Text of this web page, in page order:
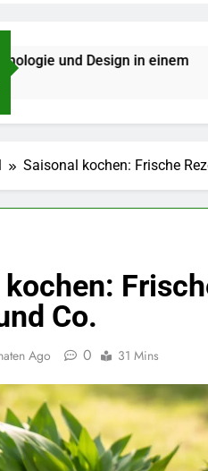
in einem
Saisonal kochen: Frische
Co.
Ago 0 31 Mins